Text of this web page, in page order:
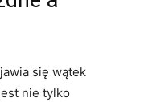
się wątek
nie tylko